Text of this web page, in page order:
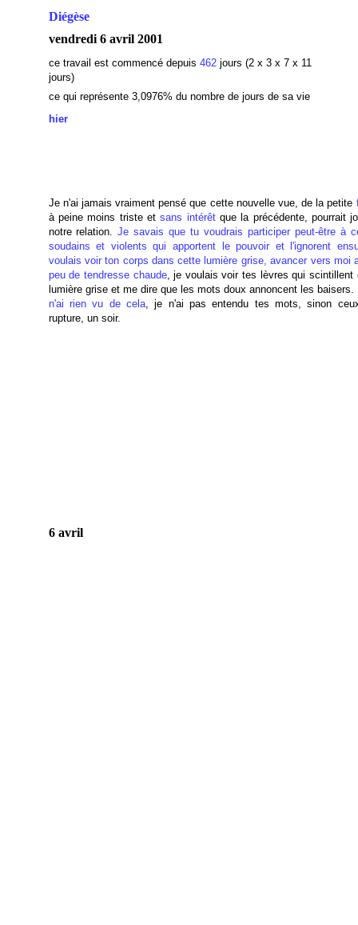
Diégèse
vendredi 6 avril 2001
ce travail est commencé depuis 462jours (2 x 3 x 7 x 11
jours)
ce qui représente 3,0976% du nombre de jours de sa vie
hier
Je n'ai jamais vraiment pensé que cette nouvelle vue, de la petite
à peine moins triste etsans intérêtque la précédente, pourrait
notre relation.Je savais que tu voudrais participer peut-être à
soudains et violents qui apportent le pouvoir et l'ignorent
voulais voir ton corps dans cette lumière grise, avancer vers moi
peu de tendresse chaude, je voulais voir tes lèvres qui scintillent
lumière grise et me dire que les mots doux annoncent les baisers.
n'ai rien vu de cela, je n'ai pas entendu tes mots, sinon
rupture, un soir.
6 avril